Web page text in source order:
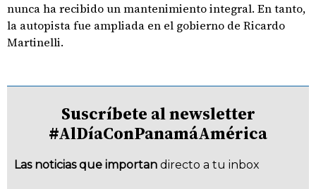
nunca ha recibido un mantenimiento integral. En tanto,
la autopista fue ampliada en el gobierno de Ricardo
Martinelli.
Suscríbete al newsletter
#AlDíaConPanamáAmérica
Las noticias que importan directo a tu inbox